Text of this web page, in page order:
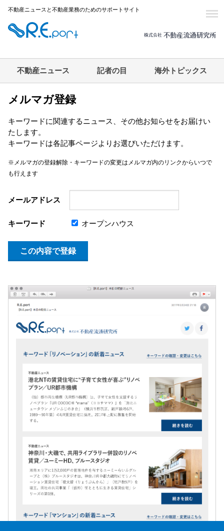
不動産ニュースと不動産業務のためのサポートサイト
不動産ニュース 記者の目 海外トピックス
メルマガ登録
キーワードに関連するニュース、その他お知らせをお届けい
たします。
キーワードは各記事ページよりお選びいただけます。
※メルマガの登録解除・キーワードの変更はメルマガ内のリンクからいつで
も行えます
メールアドレス
キーワード オープンハウス
この内容で登録